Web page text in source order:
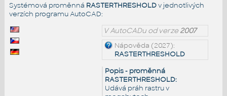
Systémová proměnná RASTERTHRESHOLDv jednotlivých
verzích programu AutoCAD:
V AutoCADu od verze2007
Nápověda (2027):
RASTERTHRESHOLD
Popis - proměnná
RASTERTHRESHOLD:
Udává práh rastru v